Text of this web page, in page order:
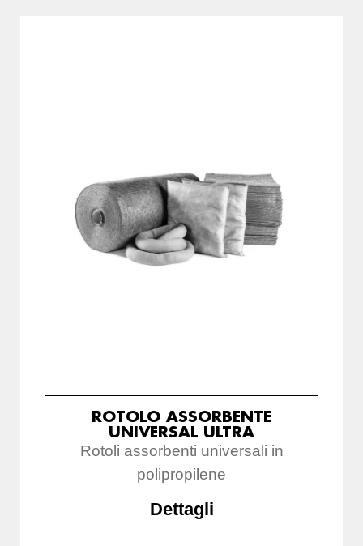
ROTOLO ASSORBENTE
UNIVERSAL ULTRA
Rotoli assorbenti universali in
polipropilene
Dettagli